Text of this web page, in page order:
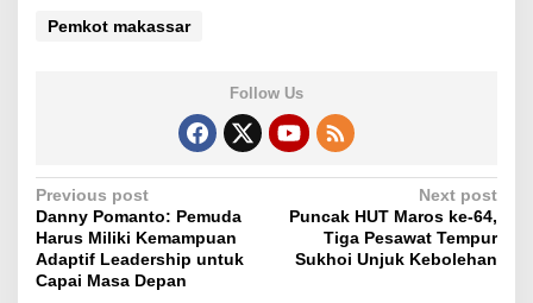
Pemkot makassar
Follow Us
P
o
s
Previous post
Danny Pomanto: Pemuda
Harus Miliki Kemampuan
Adaptif Leadership untuk
Capai Masa Depan
Next post
Puncak HUT Maros ke-64,
Tiga Pesawat Tempur
Sukhoi Unjuk Kebolehan